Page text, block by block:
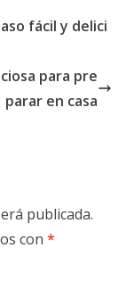
fácil y delici
para pre
parar en casa
publicada.
con *